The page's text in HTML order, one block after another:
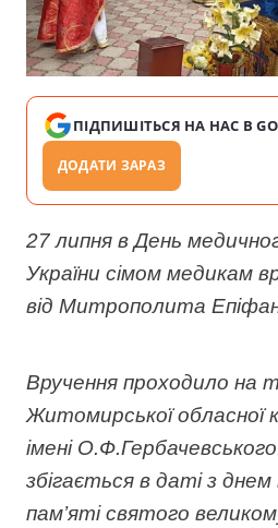
ПІДПИШІТЬСЯ НА НАС В
ДОДАТИ ЗАРАЗ
27 липня в День
України сімом медикам
від Митрополита
Вручення проходило на
Житомирської обласної
імені
збігається в даті з
пам’яті святого